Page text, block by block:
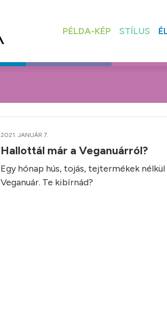
PÉLDA-KÉP STÍLUS
2021. JANUÁR 7.
Hallottál már a Veganuárról?
Egy hónap hús, tojás, tejtermékek
Veganuár. Te kibírnád?